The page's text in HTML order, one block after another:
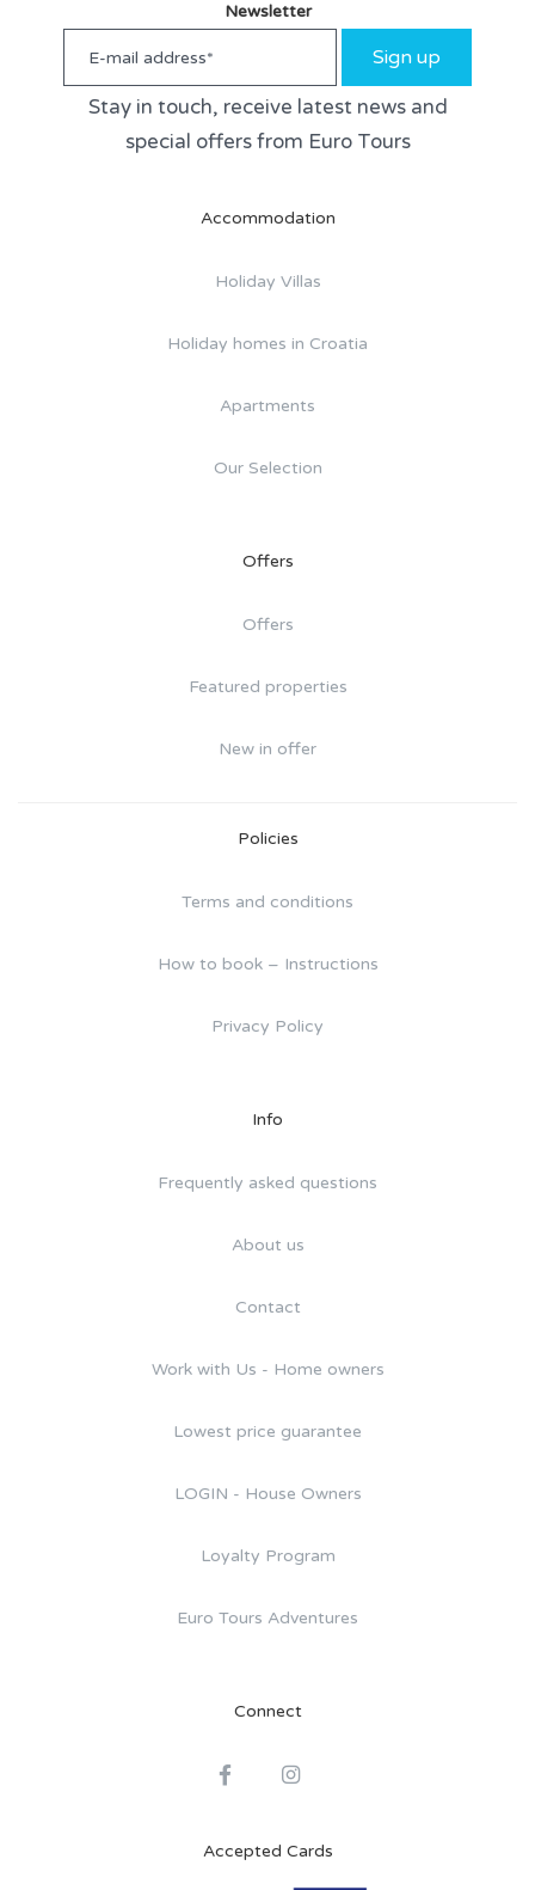
Newsletter
Sign up
Stay in touch, receive latest news and
special offers from Euro Tours
Accommodation
Holiday Villas
Holiday homes in Croatia
Apartments
Our Selection
Offers
Offers
Featured properties
New in offer
Policies
Terms and conditions
How to book – Instructions
Privacy Policy
Info
Frequently asked questions
About us
Contact
Work with Us - Home owners
Lowest price guarantee
LOGIN - House Owners
Loyalty Program
Euro Tours Adventures
Connect
Accepted Cards